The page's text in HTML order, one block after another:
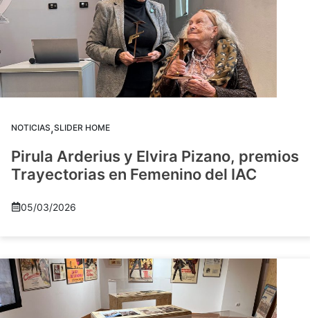
NOTICIAS,SLIDER HOME
Pirula Arderius y Elvira Pizano, premios
Trayectorias en Femenino del IAC
05/03/2026